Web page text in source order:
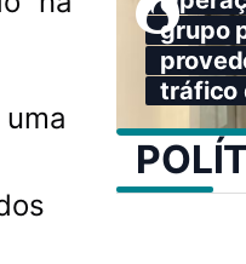
grupo
tráfico